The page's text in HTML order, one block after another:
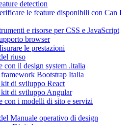
detection
le feature disponibili con Can I
e risorse per CSS e JavaScript
browser
le prestazioni
riuso
con il design system .italia
Bootstrap Italia
di sviluppo React
di sviluppo Angular
con i modelli di sito e servizi
Manuale operativo di design